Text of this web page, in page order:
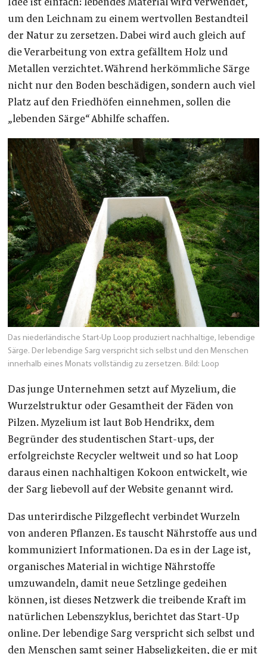
Idee ist einfach: lebendes Material wird verwendet,
um den Leichnam zu einem wertvollen Bestandteil
der Natur zu zersetzen. Dabei wird auch gleich auf
die Verarbeitung von extra gefälltem Holz und
Metallen verzichtet. Während herkömmliche Särge
nicht nur den Boden beschädigen, sondern auch viel
Platz auf den Friedhöfen einnehmen, sollen die
„lebenden Särge“ Abhilfe schaffen.
Das niederländische Start-Up Loop produziert nachhaltige, lebendige
Särge. Der lebendige Sarg verspricht sich selbst und den Menschen
innerhalb eines Monats vollständig zu zersetzen. Bild: Loop
Das junge Unternehmen setzt auf Myzelium, die
Wurzelstruktur oder Gesamtheit der Fäden von
Pilzen. Myzelium ist laut Bob Hendrikx, dem
Begründer des studentischen Start-ups, der
erfolgreichste Recycler weltweit und so hat Loop
daraus einen nachhaltigen Kokoon entwickelt, wie
der Sarg liebevoll auf der Website genannt wird.
Das unterirdische Pilzgeflecht verbindet Wurzeln
von anderen Pflanzen. Es tauscht Nährstoffe aus und
kommuniziert Informationen. Da es in der Lage ist,
organisches Material in wichtige Nährstoffe
umzuwandeln, damit neue Setzlinge gedeihen
können, ist dieses Netzwerk die treibende Kraft im
natürlichen Lebenszyklus, berichtet das Start-Up
online. Der lebendige Sarg verspricht sich selbst und
den Menschen samt seiner Habseligkeiten, die er mit